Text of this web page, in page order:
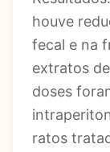
houve
fecal e na
extratos
doses
ratos